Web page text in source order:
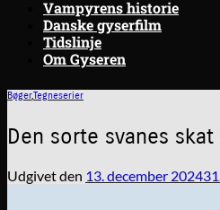
Vampyrens historie
Danske gyserfilm
Tidslinje
Om Gyseren
Bøger,Tegneserier
Den sorte svanes
Udgivet den 13. december 2024